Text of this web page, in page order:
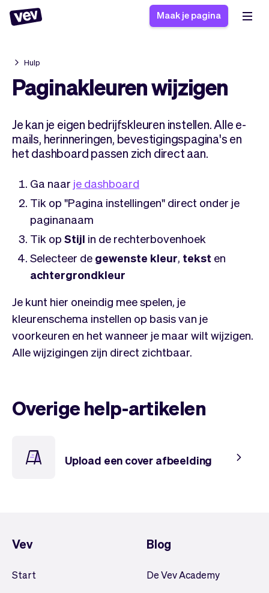
Software voor kleine
bedrijven
CRM voor MKB
Inschrijfformulier
Boekingssysteem
Software voor
Software voor
afspraken
Verhalen
Blog
Hulp
Nieuwste updates
Betalingen
App
Klanten
Team
Verkopen
Tickets
Lessen
Marketing
Bedrijf
Software
Vev
Overzicht
No-shows
Communicatie
Bezorging
Maak je pagina
Hulp
Paginakleuren wijzigen
Je kan je eigen bedrijfskleuren instellen. Alle e-
mails, herinneringen, bevestigingspagina's en
het dashboard passen zich direct aan.
Ga naar je dashboard
Tik op "Pagina instellingen" direct onder je
paginanaam
Tik op Stijl in de rechterbovenhoek
Selecteer de gewenste kleur, tekst en
achtergrondkleur
Je kunt hier oneindig mee spelen, je
kleurenschema instellen op basis van je
voorkeuren en het wanneer je maar wilt wijzigen.
Alle wijzigingen zijn direct zichtbaar.
Overige help-artikelen
Upload een cover afbeelding
Vev
Start
Blog
De Vev Academy